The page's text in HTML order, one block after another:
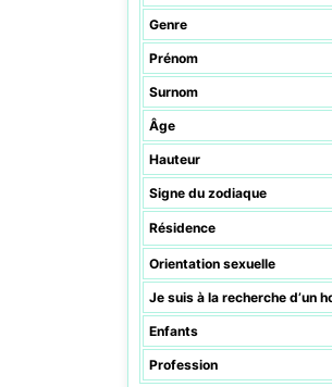
Genre
Prénom
Surnom
Âge
Hauteur
Signe du zodiaque
Résidence
Orientation sexuelle
Je suis à la recherche d’un
Enfants
Profession